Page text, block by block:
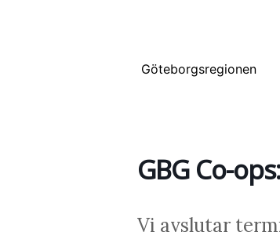
Göteborgsregionen
GBG Co-
Vi avslutar